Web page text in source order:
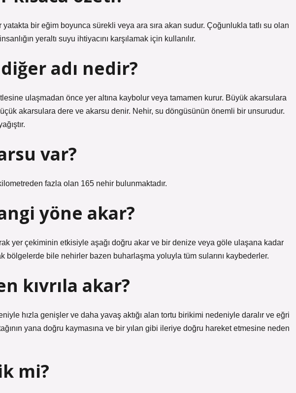
bir eğim boyunca sürekli veya ara sıra akan sudur. Çoğunlukla tatlı su olan
yeraltı suyu ihtiyacını karşılamak için kullanılır.
adı nedir?
ulaşmadan önce yer altına kaybolur veya tamamen kurur. Büyük akarsulara
akarsulara dere ve akarsu denir. Nehir, su döngüsünün önemli bir unsurudur.
var?
fazla olan 165 nehir bulunmaktadır.
yöne akar?
yer çekiminin etkisiyle aşağı doğru akar ve bir denize veya göle ulaşana kadar
bölgelerde bile nehirler bazen buharlaşma yoluyla tüm sularını kaybederler.
kıvrıla akar?
hızla genişler ve daha yavaş aktığı alan tortu birikimi nedeniyle daralır ve eğri
yana doğru kaymasına ve bir yılan gibi ileriye doğru hareket etmesine neden
mi?